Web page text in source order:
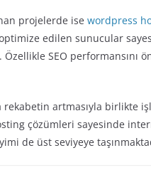
projelerde ise wordpress
edilen sunucular
Özellikle SEO performansını
artmasıyla birlikte
çözümleri sayesinde
de üst seviyeye